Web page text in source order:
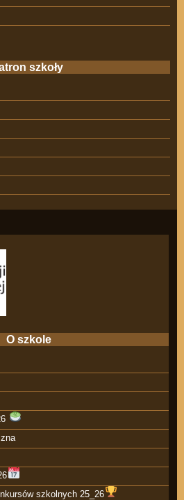
szkoły
O szkole
szkolnych 25_26